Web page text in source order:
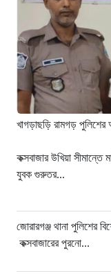
খাগড়াছড়ি রামগড় পুলিশের
কক্সবাজার উখিয়া সীমান্তে
যুবক গুরুতর...
জোরারগঞ্জ থানা পুলিশের
কক্সবাজারের পুরনো...